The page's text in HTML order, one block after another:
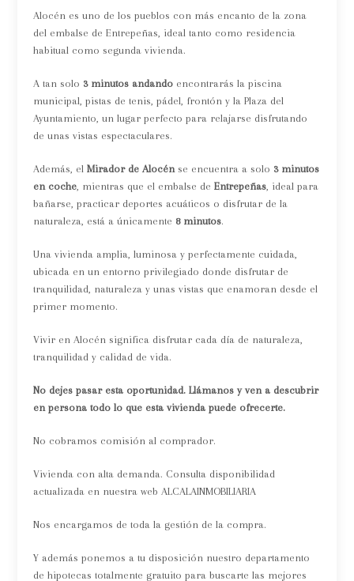
Alocén es uno de los pueblos con más encanto de la zona
del embalse de Entrepeñas, ideal tanto como residencia
habitual como segunda vivienda.
A tan solo 3 minutos andando encontrarás la piscina
municipal, pistas de tenis, pádel, frontón y la Plaza del
Ayuntamiento, un lugar perfecto para relajarse disfrutando
de unas vistas espectaculares.
Además, elMirador de Alocénse encuentra a solo 3 minutos
en coche, mientras que el embalse deEntrepeñas, ideal para
bañarse, practicar deportes acuáticos o disfrutar de la
naturaleza, está a únicamente 8 minutos.
Una vivienda amplia, luminosa y perfectamente cuidada,
ubicada en un entorno privilegiado donde disfrutar de
tranquilidad, naturaleza y unas vistas que enamoran desde el
primer momento.
Vivir en Alocén significa disfrutar cada día de naturaleza,
tranquilidad y calidad de vida.
No dejes pasar esta oportunidad. Llámanos y ven a descubrir
en persona todo lo que esta vivienda puede ofrecerte.
No cobramos comisión al comprador.
Vivienda con alta demanda. Consulta disponibilidad
actualizada en nuestra web ALCALAINMOBILIARIA
Nos encargamos de toda la gestión de la compra.
Y además ponemos a tu disposición nuestro departamento
de hipotecas totalmente gratuito para buscarte las mejores